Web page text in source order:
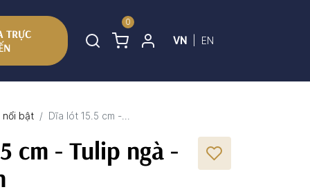
TRỰC
0
VN EN
nổi bật Dĩa lót 15.5 cm -...
cm - Tulip ngà -